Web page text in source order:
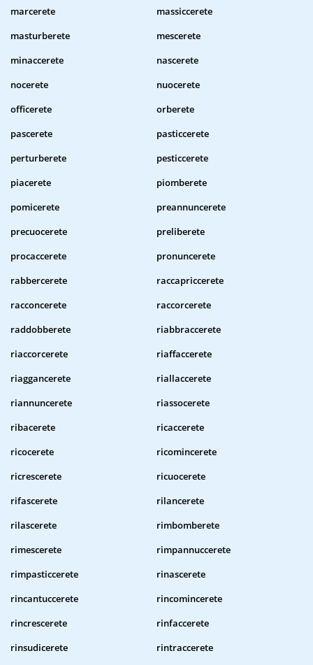
marcerete
massiccerete
masturberete
mescerete
minaccerete
nascerete
nocerete
nuocerete
officerete
orberete
pascerete
pasticcerete
perturberete
pesticcerete
piacerete
piomberete
pomicerete
preannuncerete
precuocerete
preliberete
procaccerete
pronuncerete
rabbercerete
raccapriccerete
racconcerete
raccorcerete
raddobberete
riabbraccerete
riaccorcerete
riaffaccerete
riaggancerete
riallaccerete
riannuncerete
riassocerete
ribacerete
ricaccerete
ricocerete
ricomincerete
ricrescerete
ricuocerete
rifascerete
rilancerete
rilascerete
rimbomberete
rimescerete
rimpannuccerete
rimpasticcerete
rinascerete
rincantuccerete
rincomincerete
rincrescerete
rinfaccerete
rinsudicerete
rintraccerete